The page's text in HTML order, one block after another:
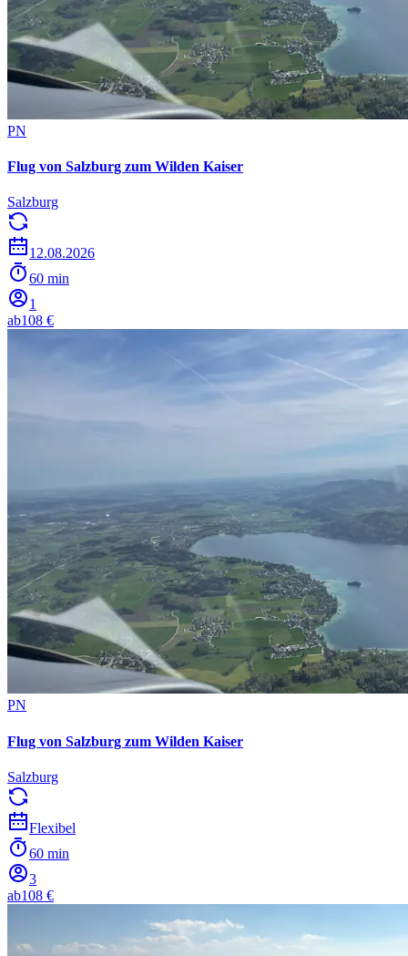
PN
Flug von Salzburg zum Wilden Kaiser
Salzburg
12.08.2026
60 min
1
ab108 €
PN
Flug von Salzburg zum Wilden Kaiser
Salzburg
Flexibel
60 min
3
ab108 €